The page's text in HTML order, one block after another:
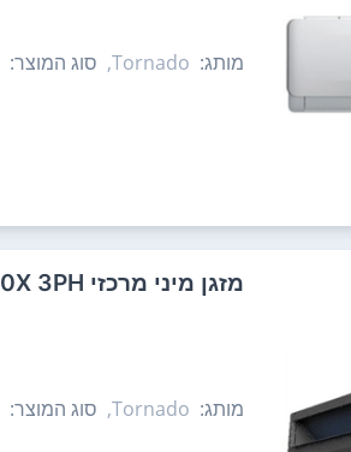
מותג: Tornado, סוג המוצר:
‏מזגן מיני מרכזי Tornado Slim SQ Pro INV 70X 3PH ‏6.5 ‏כ"ס טורנדו
מותג: Tornado, סוג המוצר: